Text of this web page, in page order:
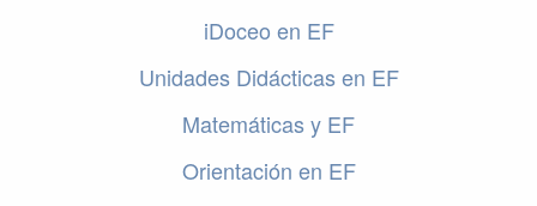
iDoceo en EF
Unidades Didácticas en EF
Matemáticas y EF
Orientación en EF